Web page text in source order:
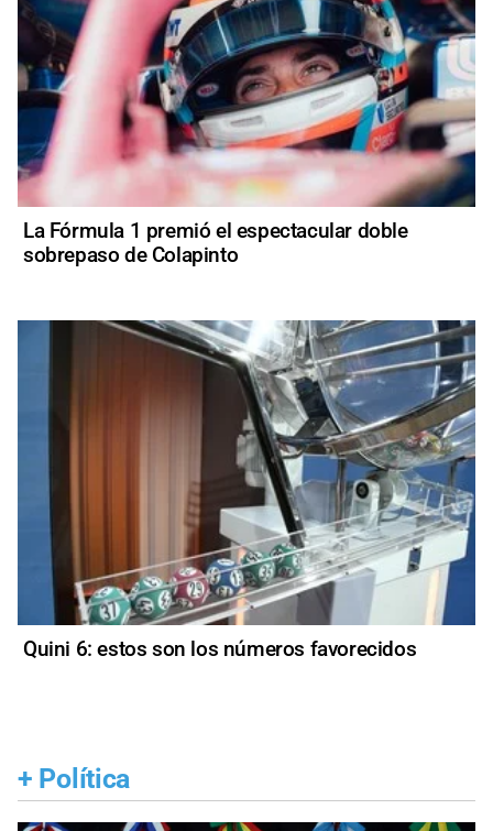
La Fórmula 1 premió el espectacular doble
sobrepaso de Colapinto
Quini 6: estos son los números favorecidos
+ Política